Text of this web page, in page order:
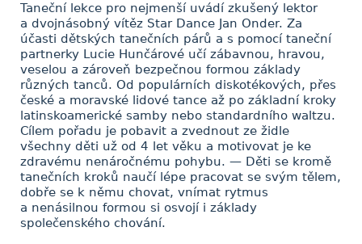
Taneční lekce pro nejmenší uvádí zkušený lektor
a dvojnásobný vítěz Star Dance Jan Onder. Za
účasti dětských tanečních párů a s pomocí taneční
partnerky Lucie Hunčárové učí zábavnou, hravou,
veselou a zároveň bezpečnou formou základy
různých tanců. Od populárních diskotékových, přes
české a moravské lidové tance až po základní kroky
latinskoamerické samby nebo standardního waltzu.
Cílem pořadu je pobavit a zvednout ze židle
všechny děti už od 4 let věku a motivovat je ke
zdravému nenáročnému pohybu. — Děti se kromě
tanečních kroků naučí lépe pracovat se svým tělem,
dobře se k němu chovat, vnímat rytmus
a nenásilnou formou si osvojí i základy
společenského chování.